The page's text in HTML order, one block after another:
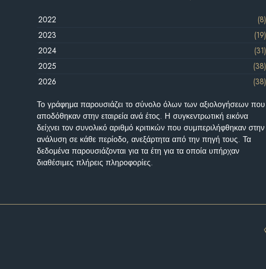
2022
(8)
2023
(19)
2024
(31)
2025
(38)
2026
(38)
Το γράφημα παρουσιάζει το σύνολο όλων των αξιολογήσεων που
αποδόθηκαν στην εταιρεία ανά έτος. Η συγκεντρωτική εικόνα
δείχνει τον συνολικό αριθμό κριτικών που συμπεριλήφθηκαν στην
ανάλυση σε κάθε περίοδο, ανεξάρτητα από την πηγή τους. Τα
δεδομένα παρουσιάζονται για τα έτη για τα οποία υπήρχαν
διαθέσιμες πλήρεις πληροφορίες.